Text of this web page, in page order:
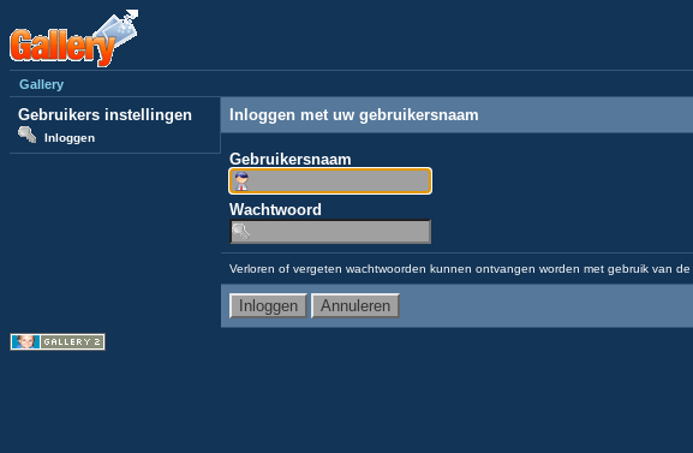
Gallery
Gebruikers instellingen
Inloggen
Inloggen met uw gebruikersnaam
Gebruikersnaam
Wachtwoord
Verloren of vergeten wachtwoorden kunnen ontvangen worden met gebruik van de